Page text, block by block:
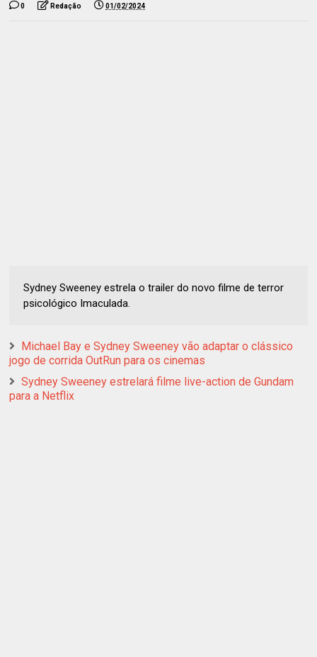
0 Redação 01/02/2024
Sydney Sweeney estrela o trailer do novo filme de terror
psicológico Imaculada.
Michael Bay e Sydney Sweeney vão adaptar o clássico
jogo de corrida OutRun para os cinemas
Sydney Sweeney estrelará filme live-action de Gundam
para a Netflix